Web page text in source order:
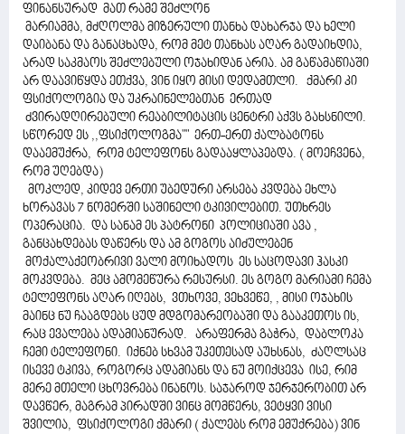
ფინანსურად მათ რამე შეძლონ
მარიამმა, მძღოლმა მიზერული თანხა დახარჯა და ხელი
დაიბანა და განაცხადა, რომ მეტ თანხას აღარ გადაიხდია,
არად საკმაოს შეძლებული ოჯახიდან არია. ამ გაწამაწიაში
არ დაავიწყდა ეთქვა, ვინ იყო მისი დედამთლი. ქმარი კი
ფსიქოლოგია და უკრაინელებთან ერთად
ძვირადღირებული რეაბილიტაცის ცენტრი აქვს გახსნილი.
სწორედ ეს ,,ფსიქოლოგმა"" ერთ-ერთ ქალბატონს
დააემუქრა, რომ ტელეფონს გადააყლაპებდა. ( მოეჩვენა,
რომ უღებდა)
მოკლედ, კიდევ ერთი უბედური არსება კვდება ეხლა
ხორავას 7 ნომერში საშინელი ტკივილებით. უთხრეს
ოპერაცია. და სანამ ეს პატრონი პოლიციაში ავა ,
განცახდებას დაწერს და ამ გოგოს აიძულებენ
მოქალაქეობრივი ვალი მოიხადოს ეს საცოდავი ჰასკი
მოკვდება. მეც ამომეწურა რესურსი. ეს გოგო მარიამი ჩემა
ტელეფონს აღარ იღებს, ვთხოვე, ვეხვეწე, , მისი ოჯახის
მაინც ნუ ჩააგდებს ცუდ მდგომარეობაში და გააკეთოს ის,
რაც ევალება ადამიანურად. არაფერმა გაჭრა, დაბლოკა
ჩემი ტელეფონი. იქნებ სხვამ უკეთესად აუხსნას, ძაღლსაც
ისევე ტკივა, როგორც ადამიანს და ნუ მოიქცევა ისე, რიმ
მერე მთელი ცხოვრება ინანოს. საჯაროდ ჯერჯერობით არ
დავწერ, მაგრამ პირადში ვინც მომწერს, ვეტყვი ვისი
შვილია, ფსიქოლოგი ქმარი ( ქალებს რომ ემუქრება) ვინ